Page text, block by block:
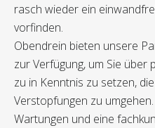
rasch wieder ein
vorfinden.
Obendrein bieten unsere
zur Verfügung, um Sie
zu in Kenntnis zu setzen,
Verstopfungen zu
Wartungen und eine